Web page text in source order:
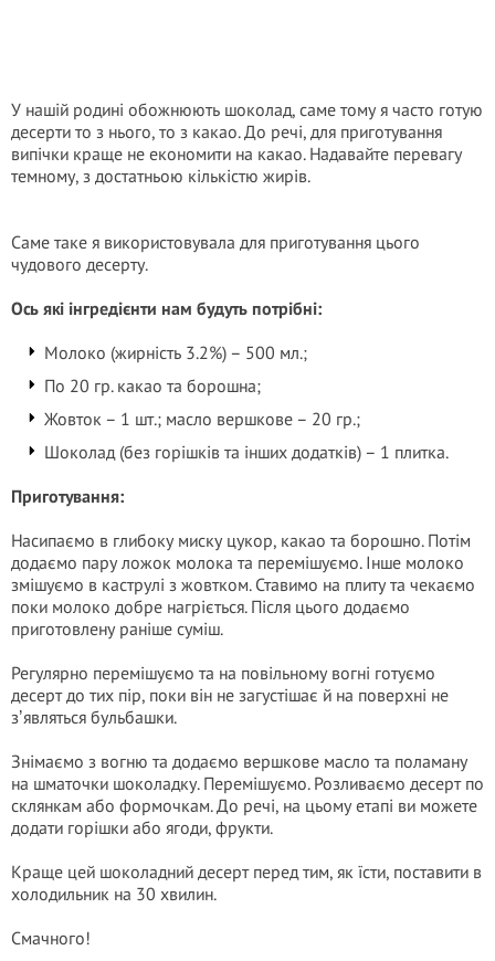
У нашій родині обожнюють шоколад, саме тому я часто готую
десерти то з нього, то з какао. До речі, для приготування
випічки краще не економити на какао. Надавайте перевагу
темному, з достатньою кількістю жирів.
Саме таке я використовувала для приготування цього
чудового десерту.
Ось які інгредієнти нам будуть потрібні:
Молоко (жирність 3.2%) – 500 мл.;
По 20 гр. какао та борошна;
Жовток – 1 шт.; масло вершкове – 20 гр.;
Шоколад (без горішків та інших додатків) – 1 плитка.
Приготування:
Насипаємо в глибоку миску цукор, какао та борошно. Потім
додаємо пару ложок молока та перемішуємо. Інше молоко
змішуємо в каструлі з жовтком. Ставимо на плиту та чекаємо
поки молоко добре нагріється. Після цього додаємо
приготовлену раніше суміш.
Регулярно перемішуємо та на повільному вогні готуємо
десерт до тих пір, поки він не загустішає й на поверхні не
зʼявляться бульбашки.
Знімаємо з вогню та додаємо вершкове масло та поламану
на шматочки шоколадку. Перемішуємо. Розливаємо десерт по
склянкам або формочкам. До речі, на цьому етапі ви можете
додати горішки або ягоди, фрукти.
Краще цей шоколадний десерт перед тим, як їсти, поставити в
холодильник на 30 хвилин.
Смачного!